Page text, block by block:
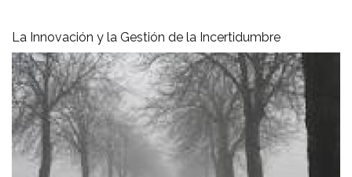
La Innovación y la Gestión de la Incertidumbre